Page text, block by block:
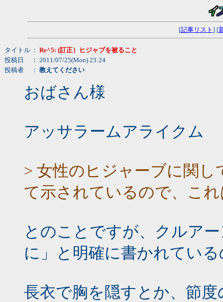
[記事リスト ] [
タイトル ： Re^5: (訂正）ヒジャブを被ること
投稿日
： 2011/07/25(Mon) 23:24
投稿者
： 教えてください
おばさん様
アッサラームアライクム
> 女性のヒジャーブに関
て示されているので、こ
とのことですが、クルア
に」と明確に書かれてい
長衣で胸を隠すとか、節